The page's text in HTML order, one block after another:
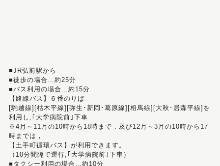
■JR弘前駅から
■徒歩の場合…約25分
■バス利用の場合…約15分
【路線バス】６番のりば
[駒越線][枯木平線][弥生･新岡･葛原線][相馬線][大秋･居森平線]を
利用し,｢大学病院前｣下車
※4月～11月の10時から18時まで，及び12月～3月の10時から17
時までは，
【土手町循環バス】が利用できます。
（10分間隔で運行,｢大学病院前｣下車）
■タクシー利用の場合…約10分